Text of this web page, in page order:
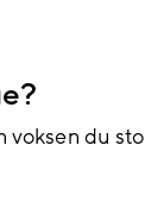
voksen du